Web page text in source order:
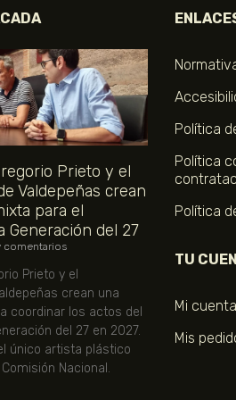
Prieto y el
Valdepeñas crean
para el
Generación del 27
comentarios
Prieto y el
crean una
coordinar los actos del
del 27 en 2027.
único artista plástico
Nacional.
Política
Política
Política
TU
Mi cuenta
Mis